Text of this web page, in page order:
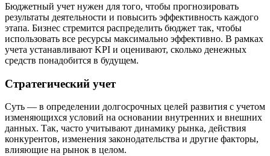
Бюджетный учет нужен для того, чтобы прогнозировать
результаты деятельности и повысить эффективность каждого
этапа. Бизнес стремится распределить бюджет так, чтобы
использовать все ресурсы максимально эффективно. В рамках
учета устанавливают KPI и оценивают, сколько денежных
средств понадобится в будущем.
Стратегический учет
Суть — в определении долгосрочных целей развития с учетом
изменяющихся условий на основании внутренних и внешних
данных. Так, часто учитывают динамику рынка, действия
конкурентов, изменения законодательства и другие факторы,
влияющие на рынок в целом.